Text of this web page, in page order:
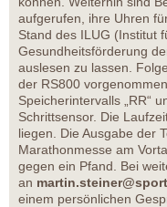
aufgerufen, ihre Uhren
Stand des ILUG (Institut
Gesundheitsförderung
auslesen zu lassen.
der RS800
Speicherintervalls „RR“
Schrittsensor. Die
liegen. Die Ausgabe der
Marathonmesse am
gegen ein Pfand. Bei
an
einem persönlichen